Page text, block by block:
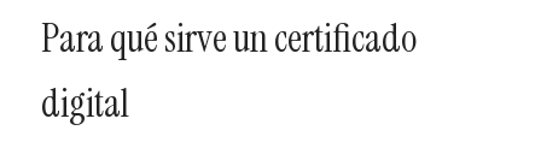
Para qué sirve un certificado
digital